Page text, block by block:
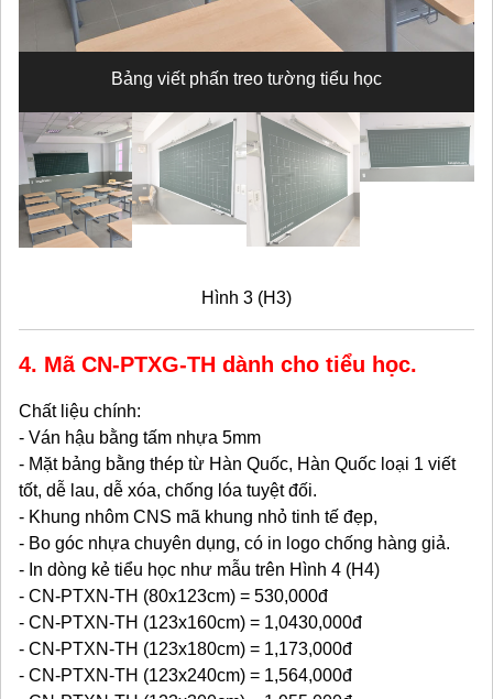
Bảng viết phấn treo tường tiểu học
Hình 3 (H3)
4. Mã CN-PTXG-TH dành cho tiểu học.
Chất liệu chính:
- Ván hậu bằng tấm nhựa 5mm
- Mặt bảng bằng thép từ Hàn Quốc, Hàn Quốc loại 1 viết
tốt, dễ lau, dễ xóa, chống lóa tuyệt đối.
- Khung nhôm CNS mã khung nhỏ tinh tế đẹp,
- Bo góc nhựa chuyên dụng, có in logo chống hàng giả.
- In dòng kẻ tiểu học như mẫu trên Hình 4 (H4)
- CN-PTXN-TH (80x123cm) = 530,000đ
- CN-PTXN-TH (123x160cm) = 1,0430,000đ
- CN-PTXN-TH (123x180cm) = 1,173,000đ
- CN-PTXN-TH (123x240cm) = 1,564,000đ